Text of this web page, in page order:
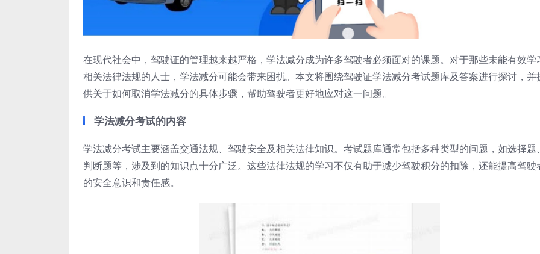
在现代社会中，驾驶证的管理越来越严格，学法减分成为许多驾驶者必须面对的课题。对于那些未能有效学
相关法律法规的人士，学法减分可能会带来困扰。本文将围绕驾驶证学法减分考试题库及答案进行探讨，并
供关于如何取消学法减分的具体步骤，帮助驾驶者更好地应对这一问题。
学法减分考试的内容
学法减分考试主要涵盖交通法规、驾驶安全及相关法律知识。考试题库通常包括多种类型的问题，如选择题
判断题等，涉及到的知识点十分广泛。这些法律法规的学习不仅有助于减少驾驶积分的扣除，还能提高驾驶
的安全意识和责任感。